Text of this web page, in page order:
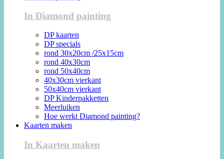
In Diamond painting
DP kaarten
DP specials
rond 30x20cm /25x15cm
rond 40x30cm
rond 50x40cm
40x30cm vierkant
50x40cm vierkant
DP Kinderpakketten
Meerluiken
Hoe werkt Diamond painting?
Kaarten maken
In Kaarten maken